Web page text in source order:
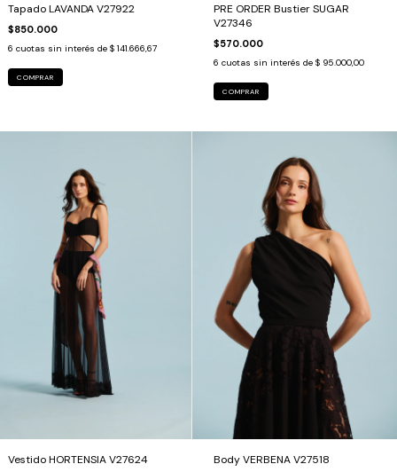
Tapado LAVANDA V27922
$850.000
6 cuotas sin interés de $ 141.666,67
COMPRAR
PRE ORDER Bustier SUGAR
V27346
$570.000
6 cuotas sin interés de $ 95.000,00
COMPRAR
Vestido HORTENSIA V27624 Body VERBENA V27518